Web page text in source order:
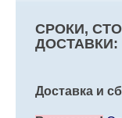
СРОКИ,
ДОСТАВКИ:
Доставка и